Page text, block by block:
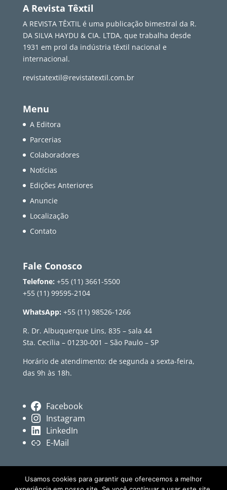
A Revista Têxtil
A REVISTA TÊXTIL é uma publicação bimestral da R.
DA SILVA HAYDU & CIA. LTDA, que trabalha desde
1931 em prol da indústria têxtil nacional e
internacional.
revistatextil@revistatextil.com.br
Menu
A Editora
Parcerias
Colaboradores
Notícias
Edições Anteriores
Anuncie
Localização
Contato
Fale Conosco
Telefone: +55 (11) 3661-5500
+55 (11) 99595-2104
WhatsApp: +55 (11) 98526-1266
R. Dr. Albuquerque Lins, 835 – sala 44
Sta. Cecília – 01230-001 – São Paulo – SP
Horário de atendimento: de segunda a sexta-feira,
das 9h às 18h.
Facebook
Instagram
LinkedIn
E-Mail
Usamos cookies para garantir que oferecemos a melhor